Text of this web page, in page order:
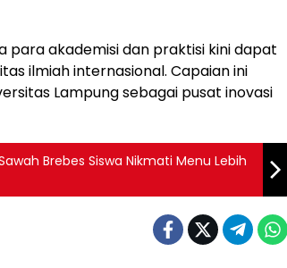
para akademisi dan praktisi kini dapat
ilmiah internasional. Capaian ini
Lampung sebagai pusat inovasi
Brebes Siswa Nikmati Menu Lebih